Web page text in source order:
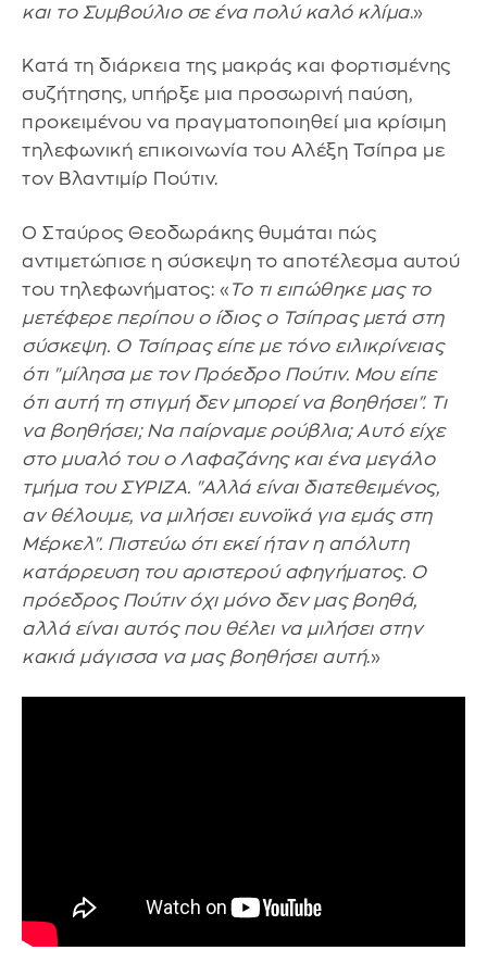
και το Συμβούλιο σε ένα πολύ καλό κλίμα.»
Κατά τη διάρκεια της μακράς και φορτισμένης
συζήτησης, υπήρξε μια προσωρινή παύση,
προκειμένου να πραγματοποιηθεί μια κρίσιμη
τηλεφωνική επικοινωνία του Αλέξη Τσίπρα με
τον Βλαντιμίρ Πούτιν.
Ο Σταύρος Θεοδωράκης θυμάται πώς
αντιμετώπισε η σύσκεψη το αποτέλεσμα αυτού
του τηλεφωνήματος: « Το τι ειπώθηκε μας το
μετέφερε περίπου ο ίδιος ο Τσίπρας μετά στη
σύσκεψη. Ο Τσίπρας είπε με τόνο ειλικρίνειας
ότι "μίλησα με τον Πρόεδρο Πούτιν. Μου είπε
ότι αυτή τη στιγμή δεν μπορεί να βοηθήσει". Τι
να βοηθήσει; Να παίρναμε ρούβλια; Αυτό είχε
στο μυαλό του ο Λαφαζάνης και ένα μεγάλο
τμήμα του ΣΥΡΙΖΑ. "Αλλά είναι διατεθειμένος,
αν θέλουμε, να μιλήσει ευνοϊκά για εμάς στη
Μέρκελ". Πιστεύω ότι εκεί ήταν η απόλυτη
κατάρρευση του αριστερού αφηγήματος. Ο
πρόεδρος Πούτιν όχι μόνο δεν μας βοηθά,
αλλά είναι αυτός που θέλει να μιλήσει στην
κακιά μάγισσα να μας βοηθήσει αυτή.»